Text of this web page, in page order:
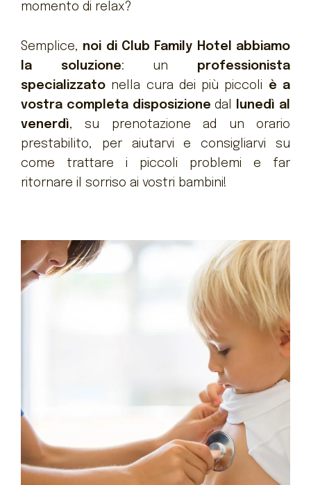
momento di relax?
Semplice, noi di Club Family Hotel abbiamo
la soluzione: un professionista
specializzato nella cura dei più piccoli è a
vostra completa disposizione dal
lunedì al
venerdì, su prenotazione ad un orario
prestabilito, per aiutarvi e consigliarvi su
come trattare i piccoli problemi e far
ritornare il sorriso ai vostri bambini!